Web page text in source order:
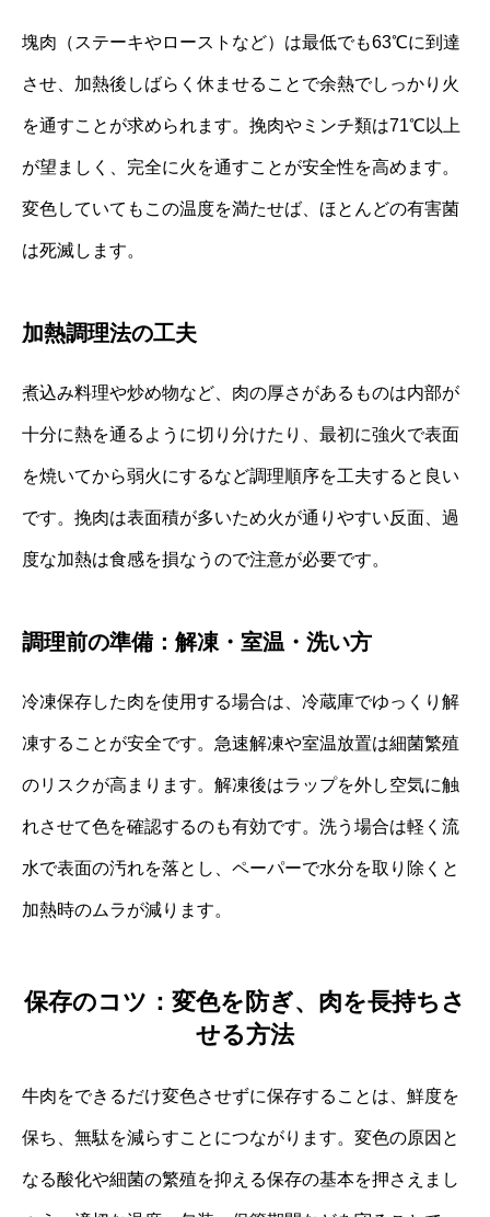
塊肉（ステーキやローストなど）は最低でも63℃に到達
させ、加熱後しばらく休ませることで余熱でしっかり火
を通すことが求められます。挽肉やミンチ類は71℃以上
が望ましく、完全に火を通すことが安全性を高めます。
変色していてもこの温度を満たせば、ほとんどの有害菌
は死滅します。
加熱調理法の工夫
煮込み料理や炒め物など、肉の厚さがあるものは内部が
十分に熱を通るように切り分けたり、最初に強火で表面
を焼いてから弱火にするなど調理順序を工夫すると良い
です。挽肉は表面積が多いため火が通りやすい反面、過
度な加熱は食感を損なうので注意が必要です。
調理前の準備：解凍・室温・洗い方
冷凍保存した肉を使用する場合は、冷蔵庫でゆっくり解
凍することが安全です。急速解凍や室温放置は細菌繁殖
のリスクが高まります。解凍後はラップを外し空気に触
れさせて色を確認するのも有効です。洗う場合は軽く流
水で表面の汚れを落とし、ペーパーで水分を取り除くと
加熱時のムラが減ります。
保存のコツ：変色を防ぎ、肉を長持ちさ
せる方法
牛肉をできるだけ変色させずに保存することは、鮮度を
保ち、無駄を減らすことにつながります。変色の原因と
なる酸化や細菌の繁殖を抑える保存の基本を押さえまし